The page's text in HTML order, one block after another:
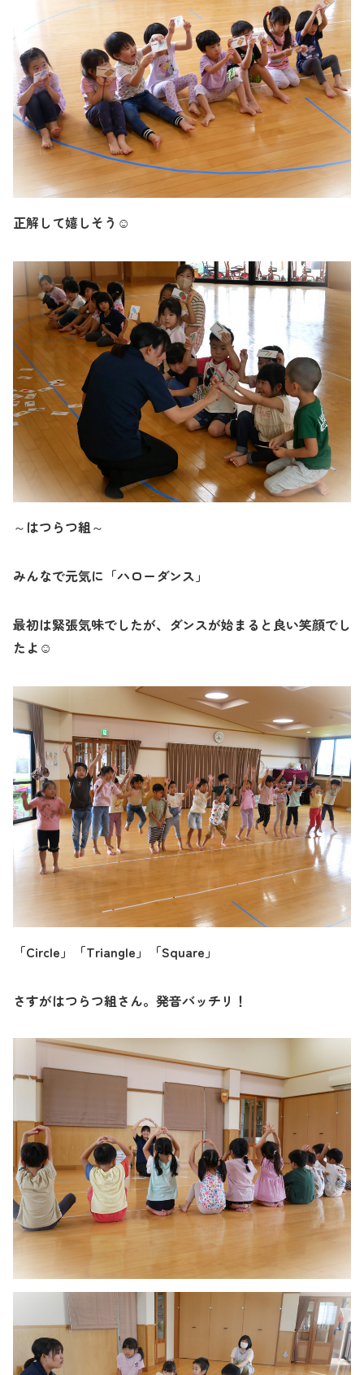
正解して嬉しそう ☺
～はつらつ組～
みんなで元気に「ハローダンス」
最初は緊張気味でしたが、ダンスが始まると良い笑顔でし
たよ ☺
「Circle 」「Triangle 」「Square 」
さすがはつらつ組さん。発音バッチリ！